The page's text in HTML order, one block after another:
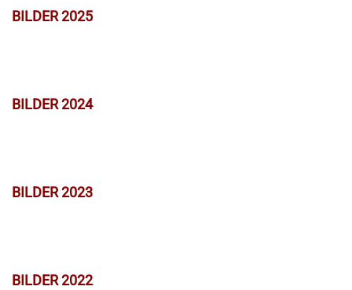
BILDER 2025
BILDER 2024
BILDER 2023
BILDER 2022